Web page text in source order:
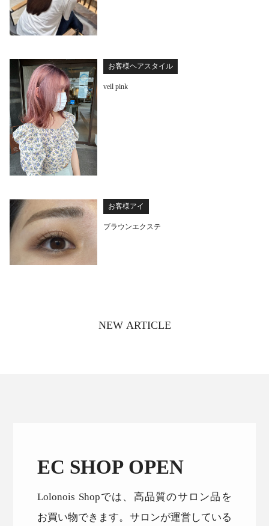
お客様ヘアスタイル
veil pink
お客様アイ
ブラウンエクステ
NEW ARTICLE
EC SHOP OPEN
Lolonois Shopでは、高品質のサロン品を
お買い物できます。サロンが運営している